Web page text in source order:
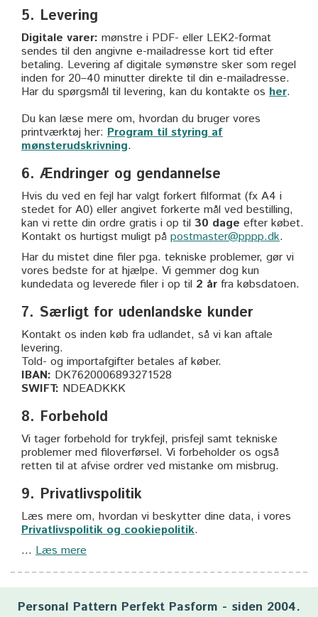
5. Levering
Digitale varer: mønstre i PDF- eller LEK2-format
sendes til den angivne e-mailadresse kort tid efter
betaling. Levering af digitale symønstre sker som regel
inden for 20–40 minutter direkte til din e-mailadresse.
Har du spørgsmål til levering, kan du kontakte os her.
Du kan læse mere om, hvordan du bruger vores
printværktøj her: Program til styring af
mønsterudskrivning.
6. Ændringer og gendannelse
Hvis du ved en fejl har valgt forkert filformat (fx A4 i
stedet for A0) eller angivet forkerte mål ved bestilling,
kan vi rette din ordre gratis i op til 30 dage efter købet.
Kontakt os hurtigst muligt på postmaster@pppp.dk.
Har du mistet dine filer pga. tekniske problemer, gør vi
vores bedste for at hjælpe. Vi gemmer dog kun
kundedata og leverede filer i op til 2 år fra købsdatoen.
7. Særligt for udenlandske kunder
Kontakt os inden køb fra udlandet, så vi kan aftale
levering.
Told- og importafgifter betales af køber.
IBAN: DK7620006893271528
SWIFT: NDEADKKK
8. Forbehold
Vi tager forbehold for trykfejl, prisfejl samt tekniske
problemer med filoverførsel. Vi forbeholder os også
retten til at afvise ordrer ved mistanke om misbrug.
9. Privatlivspolitik
Læs mere om, hvordan vi beskytter dine data, i vores
Privatlivspolitik og cookiepolitik.
... Læs mere
Personal Pattern Perfekt Pasform - siden 2004.